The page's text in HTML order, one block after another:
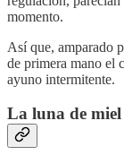
momento.
Así que, amparado
de primera mano el
ayuno intermitente.
La luna de miel